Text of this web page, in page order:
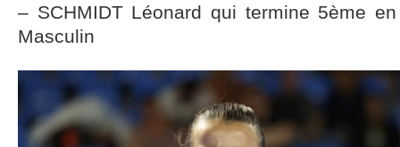
– SCHMIDT Léonard qui termine 5ème
Masculin